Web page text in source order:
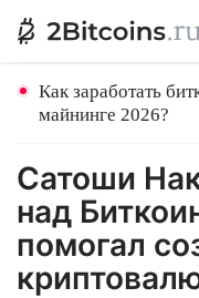
Как заработать
майнинге 2026?
Сатоши
над
помогал